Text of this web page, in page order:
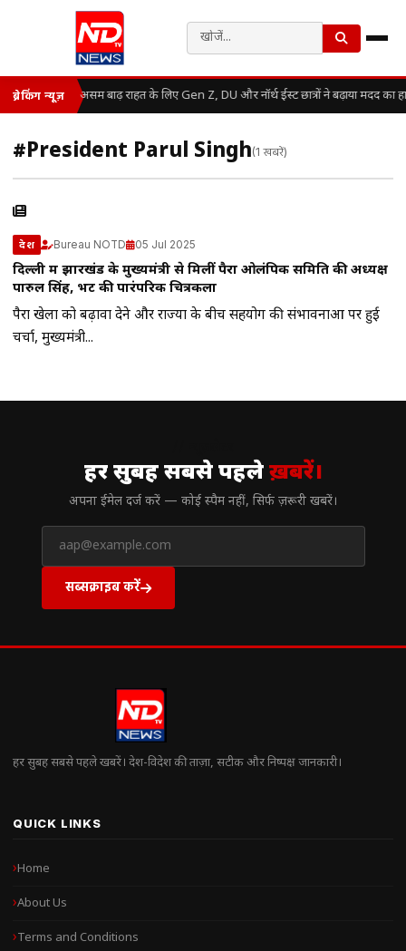
ब्रेकिंग न्यूज़ असम बाढ़ राहत के लिए Gen Z, DU और नॉर्थ ईस्ट छात्रों ने बढ़ाया मदद का
#President Parul Singh(1 खबरें)
देश Bureau NOTD 05 Jul 2025
दिल्ली में झारखंड के मुख्यमंत्री से मिलीं पैरा ओलंपिक समिति की अध्यक्ष
पारुल सिंह, भेंट की पारंपरिक चित्रकला
पैरा खेलों को बढ़ावा देने और राज्यों के बीच सहयोग की संभावनाओं पर हुई
चर्चा, मुख्यमंत्री...
हर सुबह सबसे पहलेख़बरें।
अपना ईमेल दर्ज करें — कोई स्पैम नहीं, सिर्फ ज़रूरी खबरें।
सब्सक्राइब करें
हर सुबह सबसे पहले खबरें। देश-विदेश की ताज़ा, सटीक और निष्पक्ष जानकारी।
QUICK LINKS
Home
About Us
Terms and Conditions